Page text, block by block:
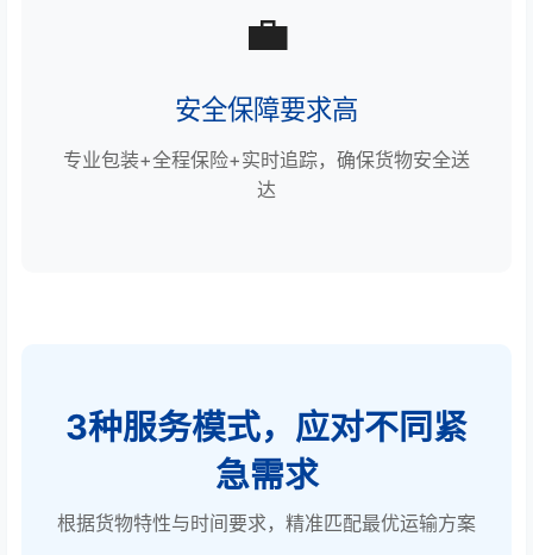
💼
安全保障要求高
专业包装+全程保险+实时追踪，确保货物安全送
达
3种服务模式，应对不同紧
急需求
根据货物特性与时间要求，精准匹配最优运输方案